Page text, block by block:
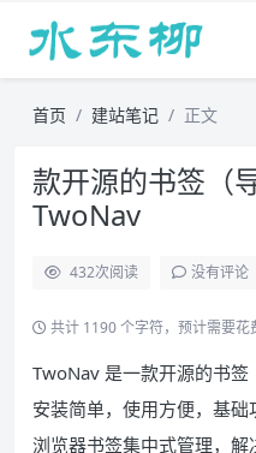
首页 建站笔记 正文
款开源的书签
TwoNav
432次阅读 没有评论
共计 1190 个字符，预计需要花
TwoNav 是一款开源的书签
安装简单，使用方便，基
浏览器书签集中式管理，